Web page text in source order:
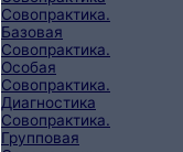
Совопрактика.
Базовая
Совопрактика.
Особая
Совопрактика.
Диагностика
Совопрактика.
Групповая